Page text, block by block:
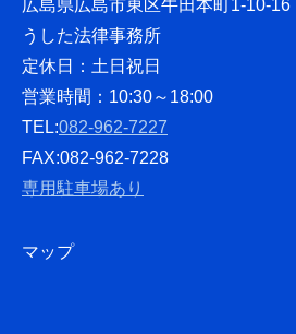
広島県広島市東区牛田本町1-10-
うした法律事務所
定休日：土日祝日
営業時間：10:30～18:00
TEL:082-962-7227
FAX:082-962-7228
専用駐車場あり
マップ